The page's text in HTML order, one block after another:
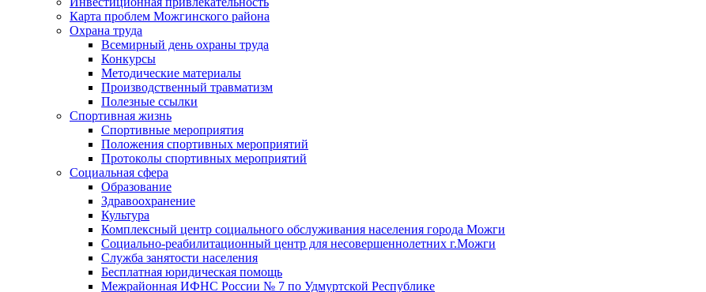
Карта проблем Можгинского района
Охрана труда
Всемирный день охраны труда
Конкурсы
Методические материалы
Производственный травматизм
Полезные ссылки
Спортивная жизнь
Спортивные мероприятия
Положения спортивных мероприятий
Протоколы спортивных мероприятий
Социальная сфера
Образование
Здравоохранение
Культура
Комплексный центр социального обслуживания населения города Можги
Социально-реабилитационный центр для несовершеннолетних г.Можги
Служба занятости населения
Бесплатная юридическая помощь
Межрайонная ИФНС России № 7 по Удмуртской Республике